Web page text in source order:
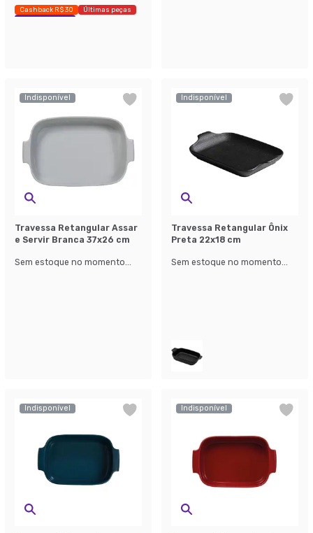
Cashback R$ 30
Últimas peças
Economize 30%
Indisponível
Travessa Retangular Assar
e Servir Branca 37x26 cm
Sem estoque no momento...
Indisponível
Travessa Retangular Ônix
Preta 22x18 cm
Sem estoque no momento...
Indisponível Indisponível